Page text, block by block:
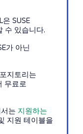
SUSE
수 있습니다.
가 아닌
지토리는
무료로
는 지원하는
지원 테이블을